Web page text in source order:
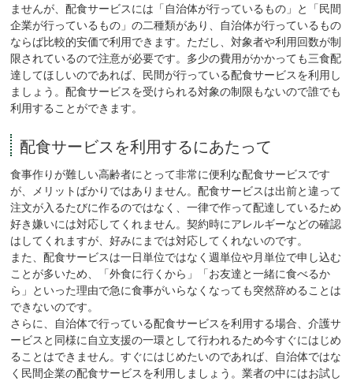
ませんが、配食サービスには「自治体が行っているもの」と「民間
企業が行っているもの」の二種類があり、自治体が行っているもの
ならば比較的安価で利用できます。ただし、対象者や利用回数が制
限されているので注意が必要です。多少の費用がかかっても三食配
達してほしいのであれば、民間が行っている配食サービスを利用し
ましょう。配食サービスを受けられる対象の制限もないので誰でも
利用することができます。
配食サービスを利用するにあたって
食事作りが難しい高齢者にとって非常に便利な配食サービスです
が、メリットばかりではありません。配食サービスは出前と違って
注文が入るたびに作るのではなく、一律で作って配達しているため
好き嫌いには対応してくれません。契約時にアレルギーなどの確認
はしてくれますが、好みにまでは対応してくれないのです。
また、配食サービスは一日単位ではなく週単位や月単位で申し込む
ことが多いため、「外食に行くから」「お友達と一緒に食べるか
ら」といった理由で急に食事がいらなくなっても突然辞めることは
できないのです。
さらに、自治体で行っている配食サービスを利用する場合、介護サ
ービスと同様に自立支援の一環として行われるため今すぐにはじめ
ることはできません。すぐにはじめたいのであれば、自治体ではな
く民間企業の配食サービスを利用しましょう。業者の中にはお試し